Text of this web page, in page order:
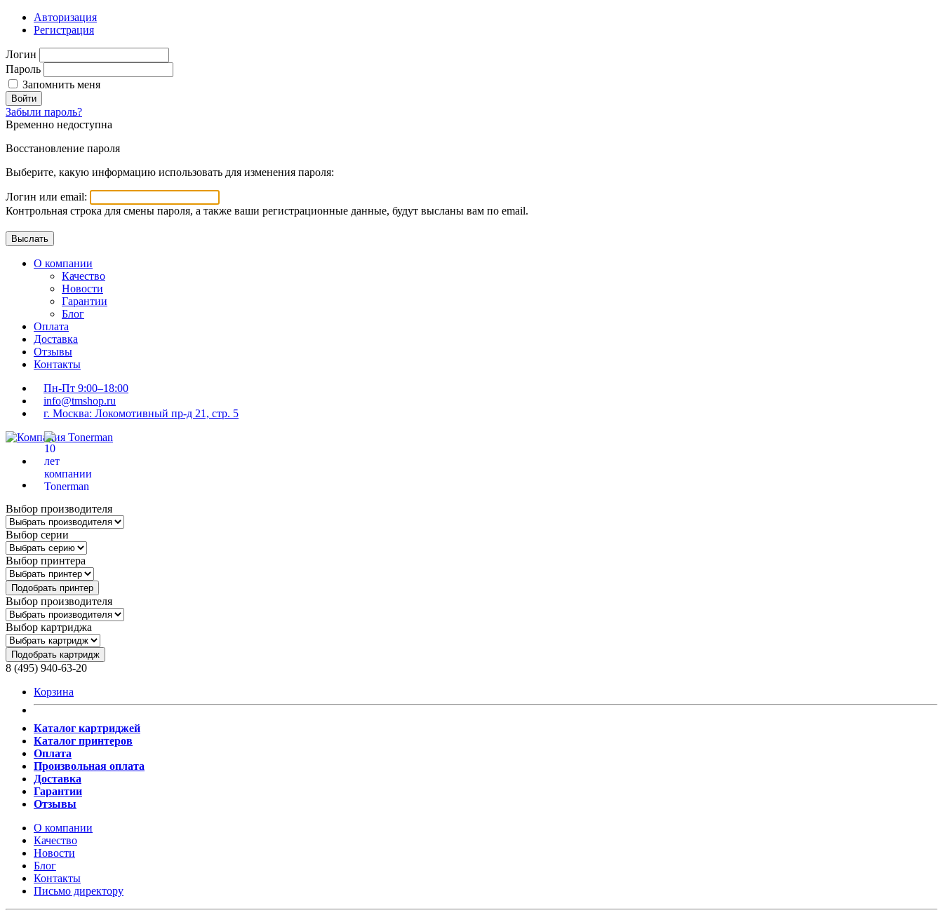
Авторизация
Регистрация
Логин
Пароль
Запомнить меня
Войти
Забыли пароль?
Временно недоступна
Восстановление пароля
Выберите, какую информацию использовать для изменения пароля:
Логин или email:
Контрольная строка для смены пароля, а также ваши регистрационные данные, будут высланы вам по email.
О компании
Качество
Новости
Гарантии
Блог
Оплата
Доставка
Отзывы
Контакты
Пн-Пт 9:00–18:00
info@tmshop.ru
г. Москва: Локомотивный пр-д 21, стр. 5
Выбор производителя
Выбор серии
Выбор принтера
Подобрать принтер
Выбор производителя
Выбор картриджа
Подобрать картридж
8 (495) 940-63-20
Корзина
Каталог картриджей
Каталог принтеров
Оплата
Произвольная оплата
Доставка
Гарантии
Отзывы
О компании
Качество
Новости
Блог
Контакты
Письмо директору